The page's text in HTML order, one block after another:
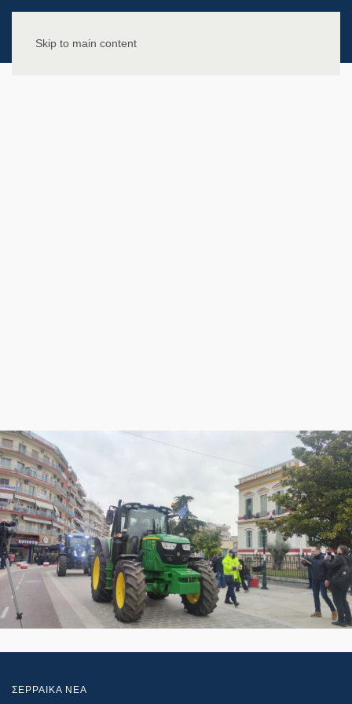
Skip to main content
ΣΕΡΡΑΙΚΑ ΝΕΑ